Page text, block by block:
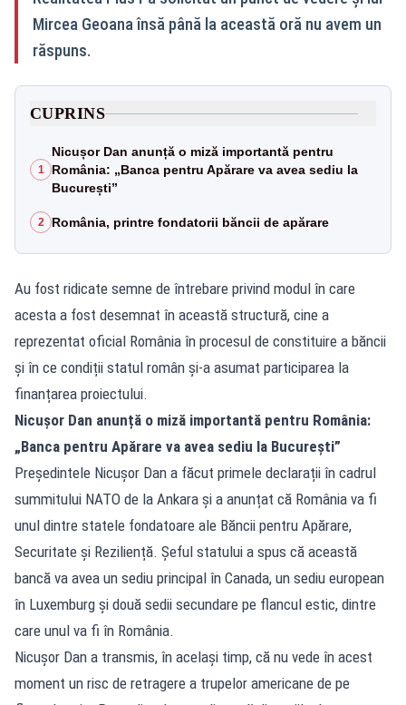
Mircea Geoana însă până la această oră nu avem un
răspuns.
CUPRINS
1
Nicușor Dan anunță o miză importantă pentru
România: „Banca pentru Apărare va avea sediu la
București”
2 România, printre fondatorii băncii de apărare
Au fost ridicate semne de întrebare privind modul în care
acesta a fost desemnat în această structură, cine a
reprezentat oficial România în procesul de constituire a băncii
și în ce condiții statul român și-a asumat participarea la
finanțarea proiectului.
Nicușor Dan anunță o miză importantă pentru România:
„Banca pentru Apărare va avea sediu la București”
Președintele Nicușor Dan a făcut primele declarații în cadrul
summitului NATO de la Ankara și a anunțat că România va fi
unul dintre statele fondatoare ale Băncii pentru Apărare,
Securitate și Reziliență. Șeful statului a spus că această
bancă va avea un sediu principal în Canada, un sediu european
în Luxemburg și două sedii secundare pe flancul estic, dintre
care unul va fi în România.
Nicușor Dan a transmis, în același timp, că nu vede în acest
moment un risc de retragere a trupelor americane de pe